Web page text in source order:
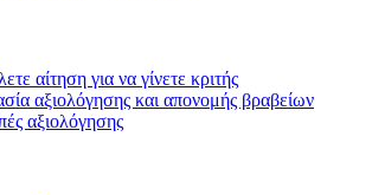
αίτηση για να γίνετε κριτής
αξιολόγησης και απονομής βραβείων
αξιολόγησης